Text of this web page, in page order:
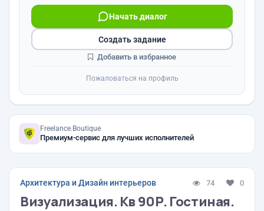
Начать диалог
Создать задание
Добавить в избранное
Пожаловаться на профиль
Freelance.Boutique
Премиум-сервис для лучших исполнителей
Архитектура и Дизайн интерьеров 74 0
Визуализация. Кв 90Р. Гостиная.